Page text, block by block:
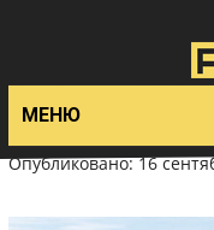
МЕНЮ
Опубликовано: 16